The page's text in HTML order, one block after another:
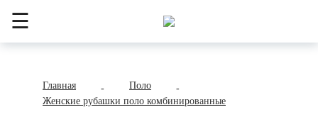
☰
Главная - Поло
-
Женские рубашки поло комбинированные